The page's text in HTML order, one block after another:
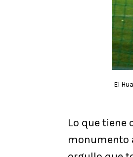
El
Lo que tiene
monumento